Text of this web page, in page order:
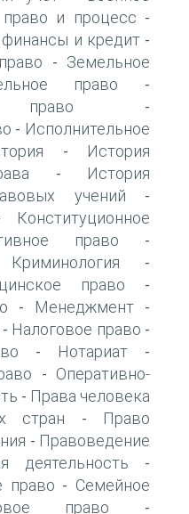
право и процесс -
и кредит-
- Земельное
право -
право -
- Исполнительное
-
История
-
История
учений -
Конституционное
право -
Криминология -
право -
- Менеджмент -
- Налоговое право -
- Нотариат -
- Оперативно-
- Права человека
стран -
Право
- Правоведение
деятельность -
право - Семейное
право -